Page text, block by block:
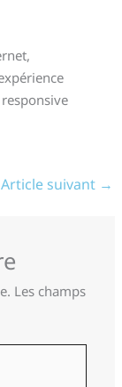
Article suivant →
Les champs